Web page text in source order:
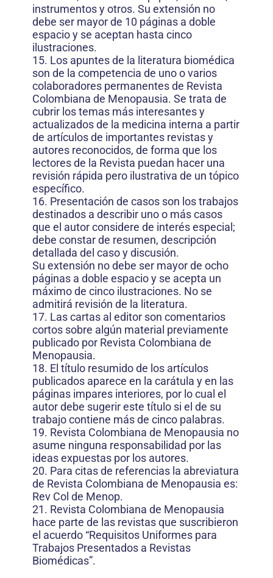
instrumentos y otros. Su extensión no
debe ser mayor de 10 páginas a doble
espacio y se aceptan hasta cinco
ilustraciones.
15. Los apuntes de la literatura biomédica
son de la competencia de uno o varios
colaboradores permanentes de Revista
Colombiana de Menopausia. Se trata de
cubrir los temas más interesantes y
actualizados de la medicina interna a partir
de artículos de importantes revistas y
autores reconocidos, de forma que los
lectores de la Revista puedan hacer una
revisión rápida pero ilustrativa de un tópico
específico.
16. Presentación de casos son los trabajos
destinados a describir uno o más casos
que el autor considere de interés especial;
debe constar de resumen, descripción
detallada del caso y discusión.
Su extensión no debe ser mayor de ocho
páginas a doble espacio y se acepta un
máximo de cinco ilustraciones. No se
admitirá revisión de la literatura.
17. Las cartas al editor son comentarios
cortos sobre algún material previamente
publicado por Revista Colombiana de
Menopausia.
18. El título resumido de los artículos
publicados aparece en la carátula y en las
páginas impares interiores, por lo cual el
autor debe sugerir este título si el de su
trabajo contiene más de cinco palabras.
19. Revista Colombiana de Menopausia no
asume ninguna responsabilidad por las
ideas expuestas por los autores.
20. Para citas de referencias la abreviatura
de Revista Colombiana de Menopausia es:
Rev Col de Menop.
21. Revista Colombiana de Menopausia
hace parte de las revistas que suscribieron
el acuerdo “Requisitos Uniformes para
Trabajos Presentados a Revistas
Biomédicas”.